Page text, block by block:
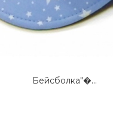
Бейсболка"�...